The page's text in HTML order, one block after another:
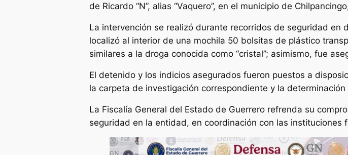
de Ricardo “N”, alias “Vaquero”, en el municipio de
La intervención se realizó durante recorridos de seguridad
localizó al interior de una mochila 50 bolsitas de plástico
similares a la droga conocida como “cristal”; asimismo, fue
El detenido y los indicios asegurados fueron puestos a
la carpeta de investigación correspondiente y la
La Fiscalía General del Estado de Guerrero refrenda su
seguridad en la entidad, en coordinación con las instituciones